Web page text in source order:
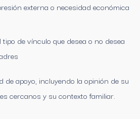
externa o necesidad económica
de vínculo que desea o no desea
de apoyo, incluyendo la opinión de su
cercanos y su contexto familiar.